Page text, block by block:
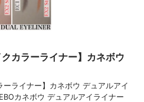
クカラーライナー】カネボウ
ーライナー】カネボウ デュアルアイ
カネボウ デュアルアイライナー